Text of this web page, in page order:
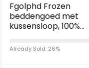
Fgolphd Frozen
beddengoed met
kussensloop, 100%
digitale print,
dekbedovertrek voor
Already Sold: 26%